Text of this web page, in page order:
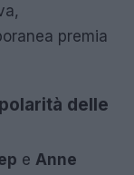
premia
delle
e Anne